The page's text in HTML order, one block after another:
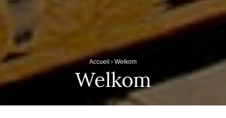
Accueil › Welkom
Welkom